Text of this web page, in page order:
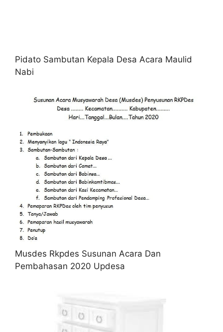
Pidato Sambutan Kepala Desa Acara Maulid
Nabi
Musdes Rkpdes Susunan Acara Dan
Pembahasan 2020 Updesa